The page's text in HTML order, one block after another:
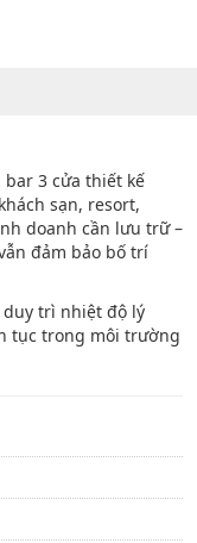
3 cửa thiết kế
sạn, resort,
doanh cần lưu trữ –
đảm bảo bố trí
trì nhiệt độ lý
tục trong môi trường